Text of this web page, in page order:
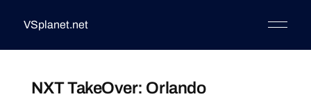
VSplanet.net
NXT TakeOver: Orlando